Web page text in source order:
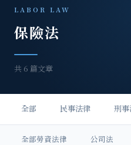
LABOR LAW
保險法
共 6 篇文章
全部 民事法律 刑
全部勞資法律 公司法